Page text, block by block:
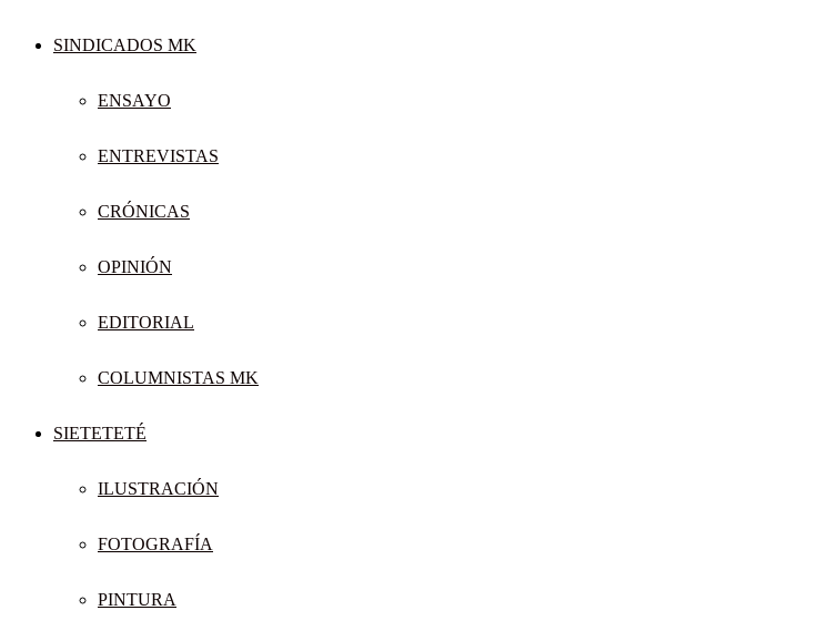
SINDICADOS MK
ENSAYO
ENTREVISTAS
CRÓNICAS
OPINIÓN
EDITORIAL
COLUMNISTAS MK
SIETETETÉ
ILUSTRACIÓN
FOTOGRAFÍA
PINTURA